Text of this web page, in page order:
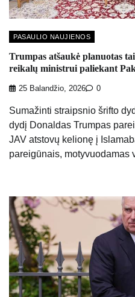
PASAULIO NAUJIENOS
Trumpas atšaukė planuotas
reikalų ministrui paliekant
25 Balandžio, 2026 0
Sumažinti straipsnio šrifto
dydį Donaldas Trumpas
JAV atstovų kelionę į
pareigūnais, motyvuodamas